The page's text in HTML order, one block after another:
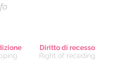
Diritto di recesso
Right of receding